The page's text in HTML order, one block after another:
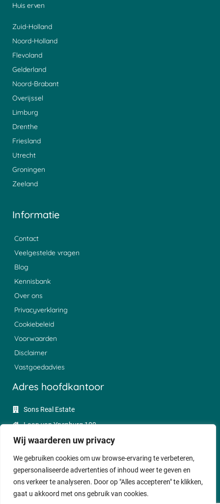
Wij waarderen uw privacy
We gebruiken cookies om uw browse-ervaring te verbeteren,
gepersonaliseerde advertenties of inhoud weer te geven en
ons verkeer te analyseren. Door op "Alles accepteren" te klikken,
gaat u akkoord met ons gebruik van cookies.
Huis erven
Zuid-Holland
Noord-Holland
Flevoland
Gelderland
Noord-Brabant
Overijssel
Limburg
Drenthe
Friesland
Utrecht
Groningen
Zeeland
Informatie
Contact
Veelgestelde vragen
Blog
Kennisbank
Over ons
Privacyverklaring
Cookiebeleid
Voorwaarden
Disclaimer
Vastgoedadvies
Adres hoofdkantoor
Sons Real Estate
Laan van Ypenburg 100
2497 GC Den Haag
085 - 0047350
sales@sonsrealestate.nl